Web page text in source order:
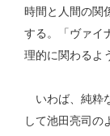
時間と人間の関
する。「ヴァイ
理的に関わるよ
いわば、純粋
して池田亮司の